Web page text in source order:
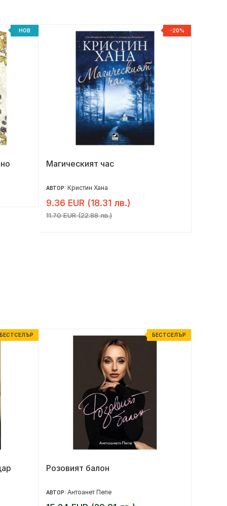
НОВ -20%
Магическият час
АВТОР: Кристин Хана
9.36 EUR (18.31 лв.)
11.70 EUR (22.88 лв.)
БЕСТСЕЛЪР БЕСТСЕЛЪР
Розовият балон
АВТОР: Антоанет Пепе